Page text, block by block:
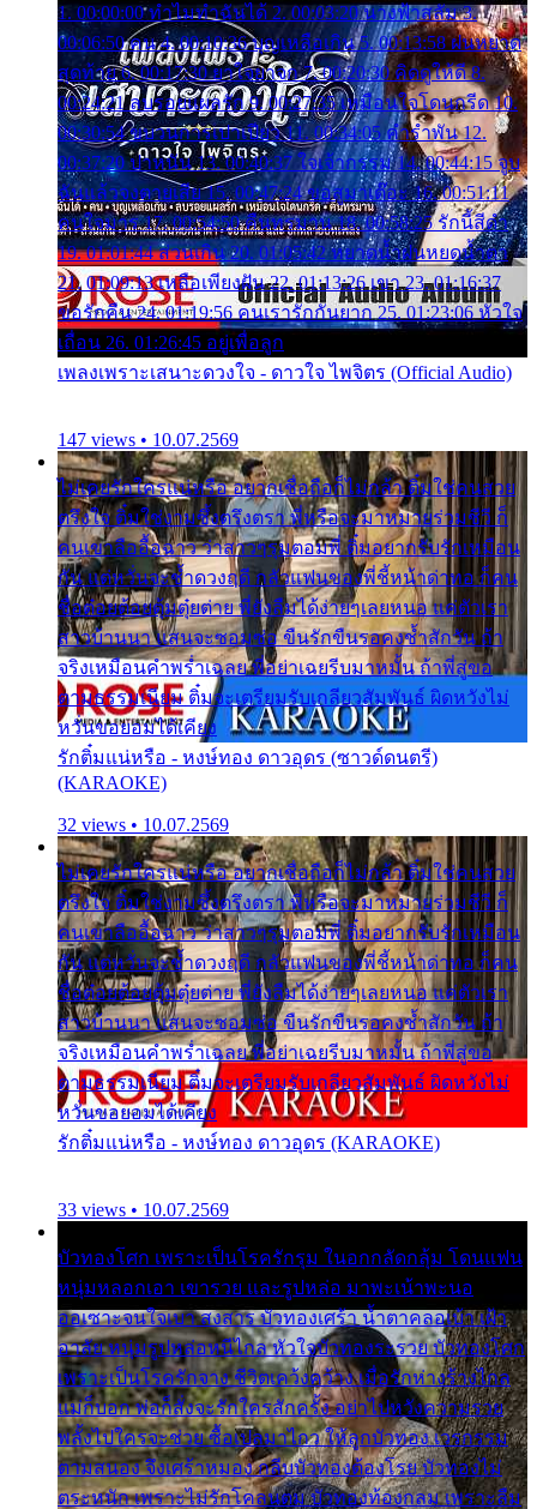
1. 00:00:00 ทำไมทำฉันได้ 2. 00:03:20 นางฟ้าสลัม 3.
00:06:50 คน 4. 00:10:36 บุญเหลือเกิน 5. 00:13:58 ฝนหยาด
สุดท้าย 6. 00:17:30 ยาใจยาจก 7. 00:20:30 คิดดูให้ดี 8.
00:24:21 ลบรอยแผลรัก 9. 00:27:35 เหมือนใจโดนกรีด 10.
00:30:54 ขบวนการเปาเปียว 11. 00:34:05 คำรำพัน 12.
00:37:20 ปาหนัน 13. 00:40:37 ใจเจ้ากรรม 14. 00:44:15 จูบ
ฉันแล้วจงตายเสีย 15. 00:47:24 ขอสูมาเต๊อะ 16. 00:51:11
คนใจมาร 17. 00:54:50 คืนทรมาน 18. 00:58:25 รักนี้สีดำ
19. 01:01:44 ส่วนเกิน 20. 01:05:42 หยาดน้ำฝนหยดน้ำตา
21. 01:09:13 เหลือเพียงฝัน 22. 01:13:26 เขา 23. 01:16:37
ขอรักคืน 24. 01:19:56 คนเรารักกันยาก 25. 01:23:06 หัวใจ
เถื่อน 26. 01:26:45 อยู่เพื่อลูก
เพลงเพราะเสนาะดวงใจ - ดาวใจ ไพจิตร (Official Audio)
147 views • 10.07.2569
ไม่เคยรักใครแน่หรือ อยากเชื่อถือก็ไม่กล้า ติ๋มใช่คนสวย
ตรึงใจ ติ๋มใช่งามซึ้งตรึงตรา พี่หรือจะมาหมายร่วมชีวี ก็
คนเขาลืออื้อฉาว ว่าสาวๆรุมตอมพี่ ติ๋มอยากรับรักเหมือน
กัน แต่หวั่นจะช้ำดวงฤดี กลัวแฟนของพี่ชี้หน้าด่าทอ ก็คน
ชื่อต๋อยต้อยตุ้มตุ๋ยต่าย พี่ยังลืมได้ง่ายๆเลยหนอ แค่ตัวเรา
สาวบ้านนา แสนจะซอมซ่อ ขืนรักขืนรอคงช้ำสักวัน ถ้า
จริงเหมือนคำพร่ำเฉลย พี่อย่าเฉยรีบมาหมั้น ถ้าพี่สู่ขอ
ตามธรรมเนียม ติ๋มจะเตรียมรับเกลียวสัมพันธ์ ผิดหวังไม่
หวั่นขอยอมได้เคียง
รักติ๋มแน่หรือ - หงษ์ทอง ดาวอุดร (ซาวด์ดนตรี)
(KARAOKE)
32 views • 10.07.2569
ไม่เคยรักใครแน่หรือ อยากเชื่อถือก็ไม่กล้า ติ๋มใช่คนสวย
ตรึงใจ ติ๋มใช่งามซึ้งตรึงตรา พี่หรือจะมาหมายร่วมชีวี ก็
คนเขาลืออื้อฉาว ว่าสาวๆรุมตอมพี่ ติ๋มอยากรับรักเหมือน
กัน แต่หวั่นจะช้ำดวงฤดี กลัวแฟนของพี่ชี้หน้าด่าทอ ก็คน
ชื่อต๋อยต้อยตุ้มตุ๋ยต่าย พี่ยังลืมได้ง่ายๆเลยหนอ แค่ตัวเรา
สาวบ้านนา แสนจะซอมซ่อ ขืนรักขืนรอคงช้ำสักวัน ถ้า
จริงเหมือนคำพร่ำเฉลย พี่อย่าเฉยรีบมาหมั้น ถ้าพี่สู่ขอ
ตามธรรมเนียม ติ๋มจะเตรียมรับเกลียวสัมพันธ์ ผิดหวังไม่
หวั่นขอยอมได้เคียง
รักติ๋มแน่หรือ - หงษ์ทอง ดาวอุดร (KARAOKE)
33 views • 10.07.2569
บัวทองโศก เพราะเป็นโรครักรุม ในอกกลัดกลุ้ม โดนแฟน
หนุ่มหลอกเอา เขารวย และรูปหล่อ มาพะเน้าพะนอ
ออเซาะจนใจเบา สงสาร บัวทองเศร้า น้ำตาคลอเบ้า เฝ้า
อาลัย หนุ่มรูปหล่อหนีไกล หัวใจบัวทองระรวย บัวทองโศก
เพราะเป็นโรครักจาง ชีวิตเคว้งคว้าง เมื่อรักห่างร้างไกล
แม่ก็บอก พ่อก็สั่งจะรักใครสักครั้ง อย่าไปหวังความรวย
พลั้งไปใครจะช่วย ซื้อเปลมาไกว ให้ลูกบัวทอง เวรกรรม
ตามสนอง จึงเศร้าหมอง กลีบบัวทองต้องโรย บัวทองไม่
ตระหนัก เพราะไม่รักโคลนตม บัวทองท้องกลม เพราะลืม